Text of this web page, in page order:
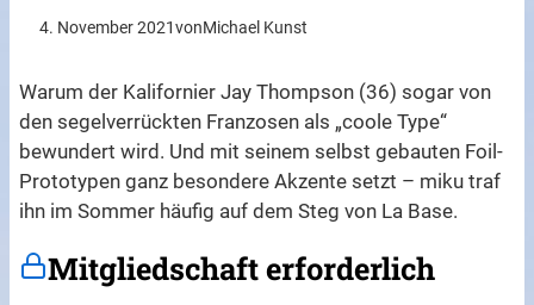
4. November 2021vonMichael Kunst
Warum der Kalifornier Jay Thompson (36) sogar von
den segelverrückten Franzosen als „coole Type“
bewundert wird. Und mit seinem selbst gebauten Foil-
Prototypen ganz besondere Akzente setzt – miku traf
ihn im Sommer häufig auf dem Steg von La Base.
Mitgliedschaft erforderlich